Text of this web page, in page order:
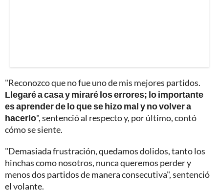
"Reconozco que no fue uno de mis mejores partidos.
Llegaré a casa y miraré los errores; lo importante
es aprender de lo que se hizo mal y no volver a
hacerlo", sentenció al respecto y, por último, contó
cómo se siente.
"Demasiada frustración, quedamos dolidos, tanto los
hinchas como nosotros, nunca queremos perder y
menos dos partidos de manera consecutiva", sentenció
el volante.